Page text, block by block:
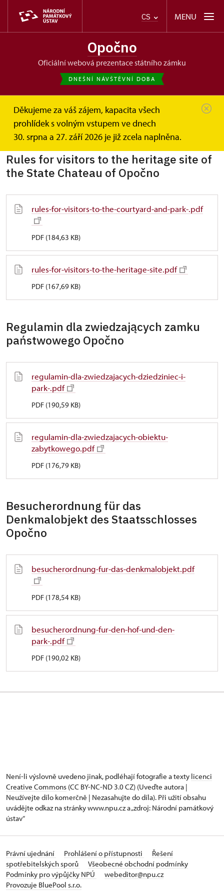
CS MENU
Opočno
oficiální webová prezentace státního zámku
DNEŠNÍ NÁVŠTĚVNÍ DOBA
Děkujeme za váš zájem, kapacita všech
prohlídek s volným vstupem ve dnech
30. srpna a 27. září 2026 je již zcela naplněna.
Opočno Informace pro návštěvníky
Návštěvní řád
Návštěvní řády cizojazyčné
Rules for visitors to the heritage site of
the State Chateau of Opočno
rules-for-visitors-to-the-courtyard-and-park-.pdf
PDF (184,63 KB)
rules-for-visitors-to-the-heritage-site.pdf
PDF (167,69 KB)
Regulamin dla zwiedzających zamku
państwowego Opočno
regulamin-dla-zwiedzajacych-dziedziniec-i-
park-.pdf
PDF (190,59 KB)
regulamin-dla-zwiedzajacych-obiektu-
zabytkowego.pdf
PDF (176,79 KB)
Besucherordnung für das
Denkmalobjekt des Staatsschlosses
Opočno
besucherordnung-fur-das-denkmalobjekt.pdf
PDF (178,54 KB)
besucherordnung-fur-den-hof-und-den-
park-.pdf
PDF (190,02 KB)
Není-li výslovně uvedeno jinak, podléhají fotografie a texty licenci
Creative Commons (CC BY-NC-ND 3.0 CZ) (Uveďte autora |
Neužívejte dílo komerčně | Nezasahujte do díla). Při užití obsahu
uvádějte odkaz na stránky www.npu.cz a „zdroj: Národní památkový
ústav“
Právní ujednání Prohlášení o přístupnosti
Řešení
spotřebitelských sporů
Všeobecné obchodní podmínky
Podmínky pro výpůjčky NPÚ
webeditor@npu.cz
Provozuje BluePool s.r.o.